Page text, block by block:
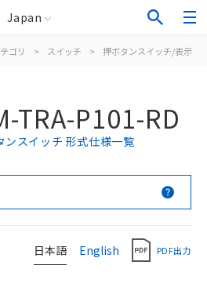
Japan
ゴリ > スイッチ > 押ボタンスイッチ/表示灯
TRA-P101-RD
スイッチ 形式仕様一覧
日本語 English PDF出力